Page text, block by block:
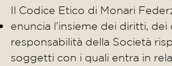
Il Codice Etico di Monari
enuncia l’insieme dei diritti,
responsabilità della Società
soggetti con i quali entra in